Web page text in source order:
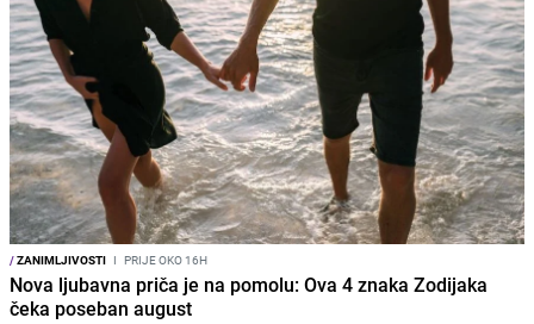
/ZANIMLJIVOSTI I PRIJE OKO 16H
Nova ljubavna priča je na pomolu: Ova 4 znaka Zodijaka
čeka poseban august